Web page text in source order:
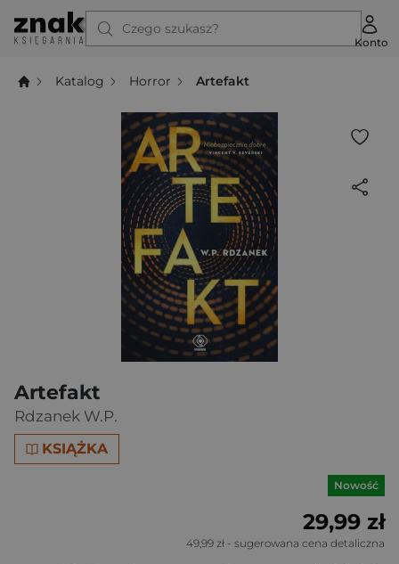
Czego szukasz?
Konto
Katalog Horror Artefakt
Artefakt
Rdzanek W.P.
KSIĄŻKA
Nowość
29,99 zł
49,99 zł - sugerowana cena detaliczna